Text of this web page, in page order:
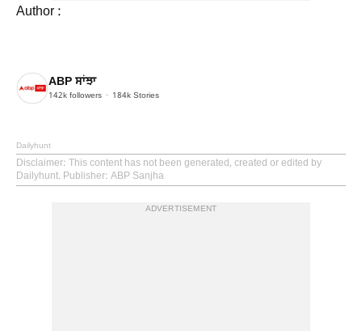
Author :
ABP ਸਾਂਝਾ
142k followers 184k Stories
Dailyhunt
Disclaimer: This content has not been generated, created or edited by
Dailyhunt. Publisher: ABP Sanjha
ADVERTISEMENT